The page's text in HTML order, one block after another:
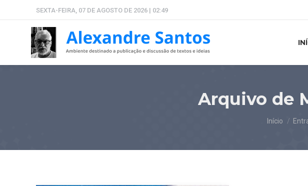
SEXTA-FEIRA, 07 DE AGOSTO DE 2026 | 02:49
Arquivo de
Você está
Início